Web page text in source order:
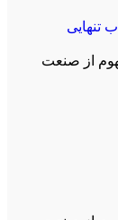
تنهایی
از صنعت